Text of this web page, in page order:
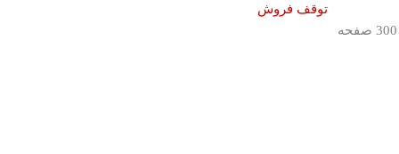
توقف فروش
300 صفحه